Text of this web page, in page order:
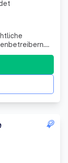
eine
Ziel ist es,